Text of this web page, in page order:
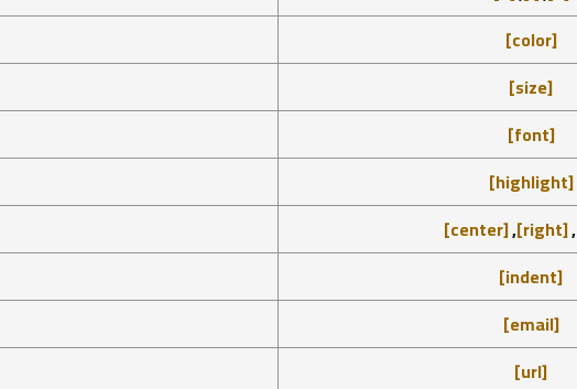
[color]
[size]
[font]
[highlight]
,
[right]
,
[center]
[indent]
[email]
[url]